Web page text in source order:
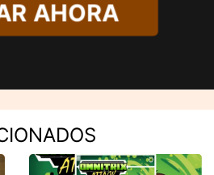
AHORA